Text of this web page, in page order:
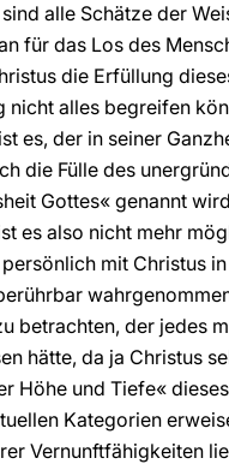
alle Schätze der
für das Los des
die Erfüllung
alles begreifen
es, der in seiner
die Fülle des
Gottes« genannt
es also nicht mehr
mit Christus
betrachten, der jedes
hätte, da ja Christus
Höhe und Tiefe«
Kategorien
Vernunftfähigkeiten